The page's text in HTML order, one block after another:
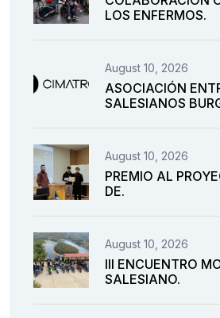
LOS ENFERMOS.
August 10, 2026
ASOCIACIÓN
SALESIANOS
August 10, 2026
PREMIO AL
DE.
August 10, 2026
III ENCUENTRO
SALESIANO.